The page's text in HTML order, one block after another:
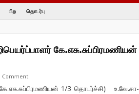
பிற தொடர்பு
கே.எசு.சுப்பிரமணியன்
Comment
1/3 தொடர்ச்சி) உ.வே.சா-